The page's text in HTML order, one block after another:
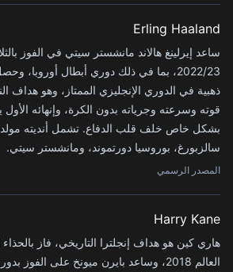
Erling Haaland
ساعد إيرلينغ هالاند مانشستر سيتي في الفوز
2022/23، بما في ذلك دوري أبطال أوروبا،
ذهبية في الدوري الإنجليزي الممتاز، وهو هداف
قوته وسرعته وجرياته بدون الكرة، وإنهائه
بشكل خاص خلف قلب الدفاع. تشمل أنديته
سالزبورغ، بوروسيا دورتموند، ومانشستر سيتي.
المصدر الرسمي
Harry Kane
هاري كين هو هداف إنجلترا التاريخي، فاز
العالم 2018، وساعد بايرن ميونخ على الفوز